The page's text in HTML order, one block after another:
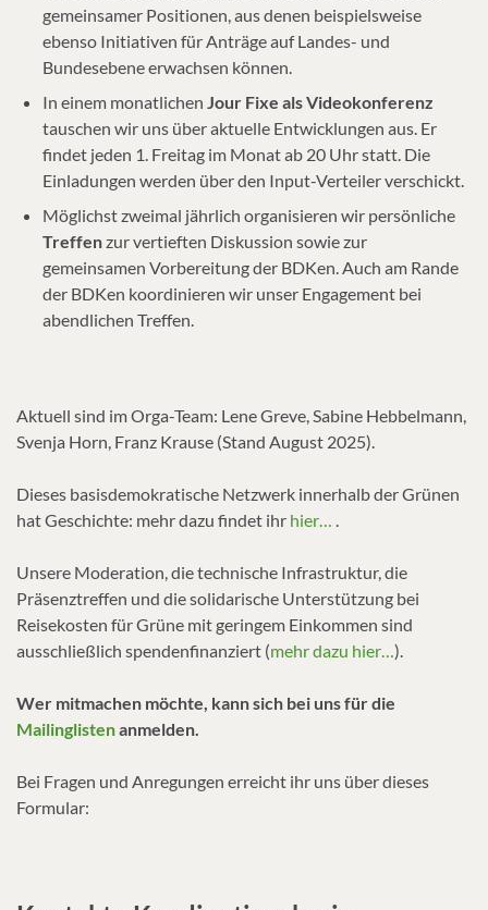
gemeinsamer Positionen, aus denen beispielsweise
ebenso Initiativen für Anträge auf Landes- und
Bundesebene erwachsen können.
In einem monatlichen Jour Fixe als Videokonferenz
tauschen wir uns über aktuelle Entwicklungen aus. Er
findet jeden 1. Freitag im Monat ab 20 Uhr statt. Die
Einladungen werden über den Input-Verteiler verschickt.
Möglichst zweimal jährlich organisieren wir persönliche
Treffenzur vertieften Diskussion sowie zur
gemeinsamen Vorbereitung der BDKen. Auch am Rande
der BDKen koordinieren wir unser Engagement bei
abendlichen Treffen.
Aktuell sind im Orga-Team: Lene Greve, Sabine Hebbelmann,
Svenja Horn, Franz Krause (Stand August 2025).
Dieses basisdemokratische Netzwerk innerhalb der Grünen
hat Geschichte: mehr dazu findet ihr hier… .
Unsere Moderation, die technische Infrastruktur, die
Präsenztreffen und die solidarische Unterstützung bei
Reisekosten für Grüne mit geringem Einkommen sind
ausschließlich spendenfinanziert (mehr dazu hier…).
Wer mitmachen möchte, kann sich bei uns für die
Mailinglistenanmelden.
Bei Fragen und Anregungen erreicht ihr uns über dieses
Formular: